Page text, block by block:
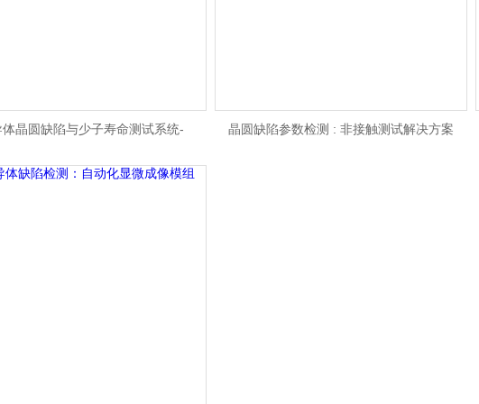
晶圆缺陷与少子寿命测试系统-
SPM900
晶圆缺陷参数检测 : 非接触测试解决方案